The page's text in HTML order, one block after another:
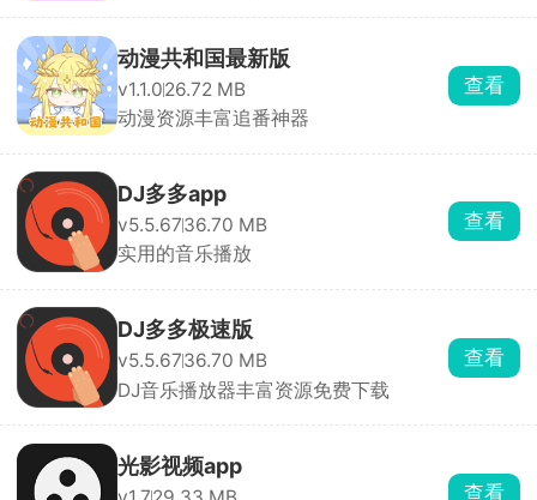
动漫共和国最新版
v1.1.026.72 MB
动漫资源丰富追番神器
查看
DJ多多app
v5.5.6736.70 MB
实用的音乐播放
查看
DJ多多极速版
v5.5.6736.70 MB
DJ音乐播放器丰富资源免费下载
查看
光影视频app
查看